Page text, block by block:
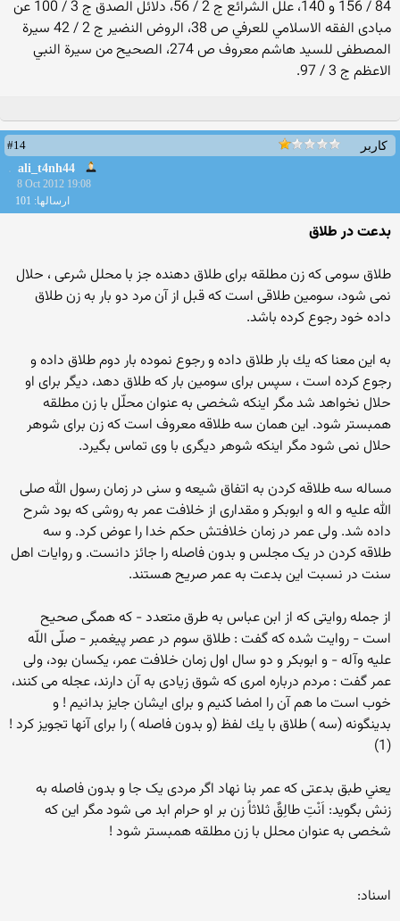
84 / 156 و 140، علل الشرائع ج 2 / 56، دلائل الصدق ج 3 / 100 عن
مبادى الفقه الاسلامي للعرفي ص 38، الروض النضير ج 2 / 42 سيرة
المصطفى للسيد هاشم معروف ص 274، الصحيح من سيرة النبي
الاعظم ج 3 / 97.
کاربر
#14
ali_t4nh44
8 Oct 2012 19:08
ارسالها: 101
بدعت در طلاق
طلاق سومى كه زن مطلقه براى طلاق دهنده جز با محلل شرعى ، حلال
نمى شود، سومين طلاقى است كه قبل از آن مرد دو بار به زن طلاق
داده خود رجوع كرده باشد.
به اين معنا كه يك بار طلاق داده و رجوع نموده بار دوم طلاق داده و
رجوع كرده است ، سپس براى سومين بار كه طلاق دهد، ديگر براى او
حلال نخواهد شد مگر اينكه شخصى به عنوان محلّل با زن مطلقه
همبستر شود. اين همان سه طلاقه معروف است كه زن براى شوهر
حلال نمى شود مگر اينكه شوهر ديگرى با وى تماس بگيرد.
مساله سه طلاقه کردن به اتفاق شیعه و سنی در زمان رسول الله صلی
الله علیه و اله و ابوبکر و مقداری از خلافت عمر به روشی که بود شرح
داده شد. ولی عمر در زمان خلافتش حکم خدا را عوض کرد. و سه
طلاقه کردن در یک مجلس و بدون فاصله را جائز دانست. و روایات اهل
سنت در نسبت این بدعت به عمر صریح هستند.
از جمله روایتی که از ابن عباس به طرق متعدد - كه همگى صحيح
است - روايت شده كه گفت : طلاق سوم در عصر پيغمبر - صلّى اللّه
عليه وآله - و ابوبكر و دو سال اول زمان خلافت عمر، يكسان بود، ولى
عمر گفت : مردم درباره امرى كه شوق زيادى به آن دارند، عجله مى كنند،
خوب است ما هم آن را امضا كنيم و براى ايشان جايز بدانيم ! و
بدينگونه (سه ) طلاق با يك لفظ (و بدون فاصله ) را براى آنها تجويز كرد !
(1)
يعني طبق بدعتی که عمر بنا نهاد اگر مردی یک جا و بدون فاصله به
زنش بگوید: اَنْتِ طالِقٌ ثلاثاً زن بر او حرام ابد می شود مگر این که
شخصی به عنوان محلل با زن مطلقه همبستر شود !
اسناد: